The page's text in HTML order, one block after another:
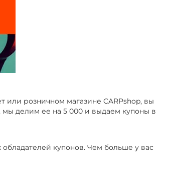
или розничном магазине CARPshop, вы
мы делим ее на 5 000 и выдаем купоны в
обладателей купонов. Чем больше у вас